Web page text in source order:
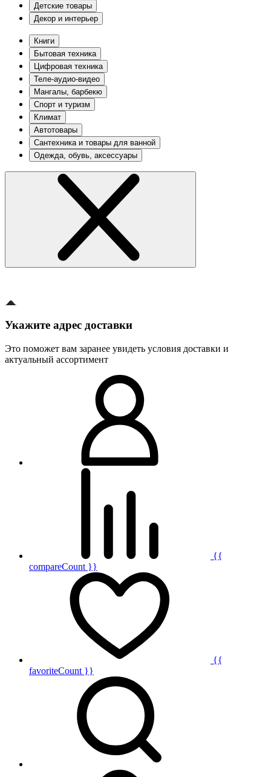
Детские товары
Декор и интерьер
Книги
Бытовая техника
Цифровая техника
Теле-аудио-видео
Мангалы, барбекю
Спорт и туризм
Климат
Автотовары
Сантехника и товары для ванной
Одежда, обувь, аксессуары
Укажите адрес доставки
Это поможет вам заранее увидеть условия доставки и
актуальный ассортимент
{{
compareCount }}
{{
favoriteCount }}